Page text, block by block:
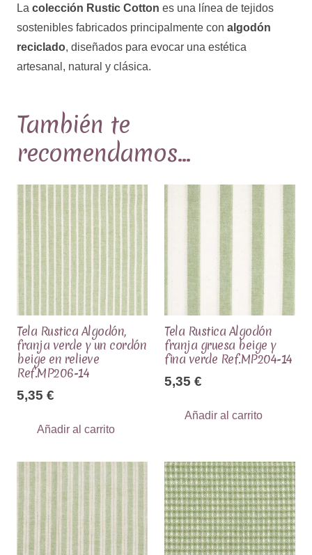
cantidad
La colección Rustic Cotton es una línea de tejidos
sostenibles fabricados principalmente con algodón
reciclado, diseñados para evocar una estética
artesanal, natural y clásica.
También te
recomendamos…
Tela Rustica Algodón,
franja verde y un cordón
beige en relieve
Ref.MP206-14
5,35 €
Añadir al carrito
Tela Rustica Algodón
franja gruesa beige y
fina verde Ref.MP204-14
5,35 €
Añadir al carrito